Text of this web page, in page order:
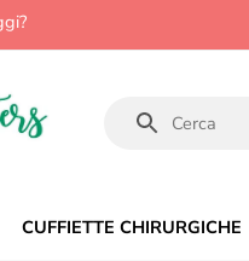
CUFFIETTE CHIRURGICHE